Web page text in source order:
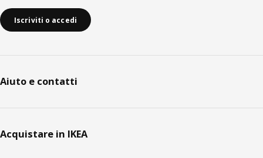
Iscriviti o accedi
Aiuto e contatti
Acquistare in IKEA